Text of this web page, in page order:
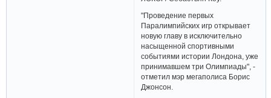
"Проведение первых
Паралимпийских игр открывает
новую главу в исключительно
насыщенной спортивными
событиями истории Лондона, уже
принимавшем три Олимпиады", -
отметил мэр мегаполиса Борис
Джонсон.